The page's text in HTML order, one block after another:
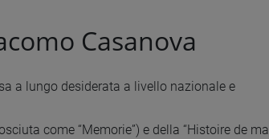
Casanova
a lungo desiderata a livello nazionale e
come “Memorie”) e della “Histoire de ma